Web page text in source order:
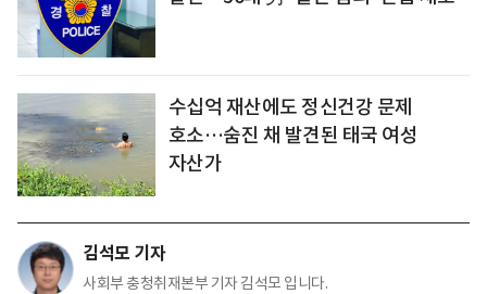
수십억 재산에도 정신건강 문제
호소…숨진 채 발견된 태국 여성
자산가
김석모 기자
사회부 충청취재본부 기자 김석모 입니다.